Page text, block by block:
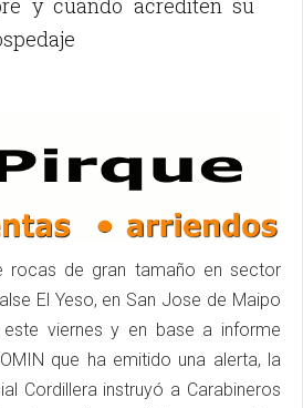
y cuando acrediten su
rocas de gran tamaño en sector
El Yeso, en San Jose de Maipo
viernes y en base a informe
que ha emitido una alerta, la
Cordillera instruyó a Carabineros